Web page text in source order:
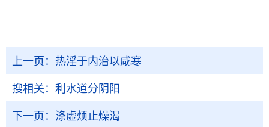
上一页： 热淫于内治以咸寒
搜相关： 利水道分阴阳
下一页： 涤虚烦止燥渴